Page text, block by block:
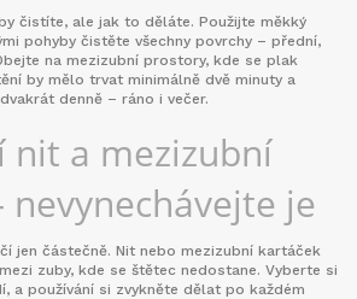
čistíte, ale jak to děláte. Použijte měkký
pohyby čistěte všechny povrchy – přední,
na mezizubní prostory, kde se plak
by mělo trvat minimálně dvě minuty a
denně – ráno i večer.
nit a mezizubní
nevynechávejte je
jen částečně. Nit nebo mezizubní kartáček
zuby, kde se štětec nedostane. Vyberte si
a používání si zvykněte dělat po každém